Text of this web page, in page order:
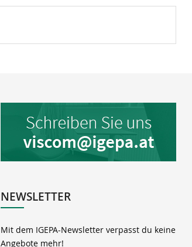
NEWSLETTER
Mit dem IGEPA-Newsletter verpasst du keine
Angebote mehr!